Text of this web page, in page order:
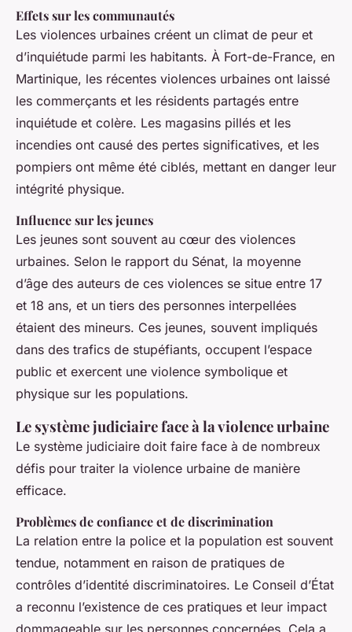
Effets sur les communautés
Les violences urbaines créent un climat de peur et
d’inquiétude parmi les habitants. À Fort-de-France, en
Martinique, les récentes violences urbaines ont laissé
les commerçants et les résidents partagés entre
inquiétude et colère. Les magasins pillés et les
incendies ont causé des pertes significatives, et les
pompiers ont même été ciblés, mettant en danger leur
intégrité physique.
Influence sur les jeunes
Les jeunes sont souvent au cœur des violences
urbaines. Selon le rapport du Sénat, la moyenne
d’âge des auteurs de ces violences se situe entre 17
et 18 ans, et un tiers des personnes interpellées
étaient des mineurs. Ces jeunes, souvent impliqués
dans des trafics de stupéfiants, occupent l’espace
public et exercent une violence symbolique et
physique sur les populations.
Le système judiciaire face à la violence urbaine
Le système judiciaire doit faire face à de nombreux
défis pour traiter la violence urbaine de manière
efficace.
Problèmes de confiance et de discrimination
La relation entre la police et la population est souvent
tendue, notamment en raison de pratiques de
contrôles d’identité discriminatoires. Le Conseil d’État
a reconnu l’existence de ces pratiques et leur impact